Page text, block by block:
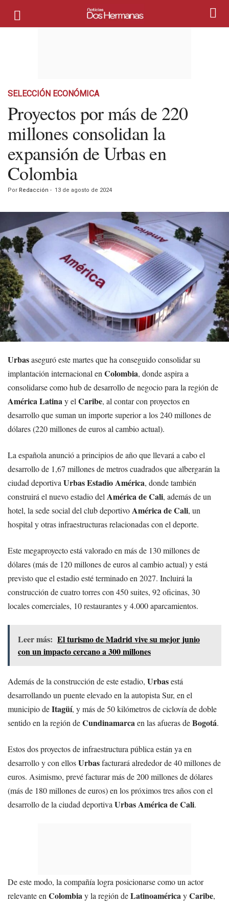
SELECCIÓN ECONÓMICA
Proyectos por más de 220
millones consolidan la
expansión de Urbas en
Colombia
Por Redacción - 13 de agosto de 2024
Urbasaseguró este martes que ha conseguido consolidar su
implantación internacional enColombia, donde aspira a
consolidarse como hub de desarrollo de negocio para la región de
América Latinay elCaribe, al contar con proyectos en
desarrollo que suman un importe superior a los 240 millones de
dólares (220 millones de euros al cambio actual).
La española anunció a principios de año que llevará a cabo el
desarrollo de 1,67 millones de metros cuadrados que albergarán la
ciudad deportivaUrbas Estadio América, donde también
construirá el nuevo estadio delAmérica de Cali, además de un
hotel, la sede social del club deportivoAmérica de Cali, un
hospital y otras infraestructuras relacionadas con el deporte.
Este megaproyecto está valorado en más de 130 millones de
dólares (más de 120 millones de euros al cambio actual) y está
previsto que el estadio esté terminado en 2027. Incluirá la
construcción de cuatro torres con 450 suites, 92 oficinas, 30
locales comerciales, 10 restaurantes y 4.000 aparcamientos.
Leer más: El turismo de Madrid vive su mejor junio
con un impacto cercano a 300 millones
Además de la construcción de este estadio, Urbasestá
desarrollando un puente elevado en la autopista Sur, en el
municipio deItagüí, y más de 50 kilómetros de ciclovía de doble
sentido en la región deCundinamarcaen las afueras deBogotá.
Estos dos proyectos de infraestructura pública están ya en
desarrollo y con ellosUrbasfacturará alrededor de 40 millones de
euros. Asimismo, prevé facturar más de 200 millones de dólares
(más de 180 millones de euros) en los próximos tres años con el
desarrollo de la ciudad deportivaUrbas América de Cali.
De este modo, la compañía logra posicionarse como un actor
relevante enColombiay la región deLatinoaméricayCaribe,